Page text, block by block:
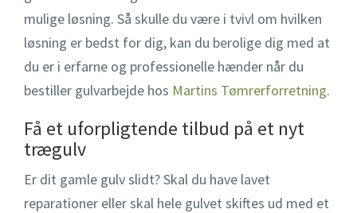
mulige løsning. Så skulle du være i tvivl om hvilken
løsning er bedst for dig, kan du berolige dig med at
du er i erfarne og professionelle hænder når du
bestiller gulvarbejde hos Martins Tømrerforretning.
Få et uforpligtende tilbud på et nyt
trægulv
Er dit gamle gulv slidt? Skal du have lavet
reparationer eller skal hele gulvet skiftes ud med et